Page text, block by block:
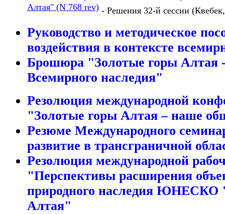
Алтая" (N 768 rev) - Решения 32-й сессии
Руководство и методическое
воздействия в контексте
Брошюра "Золотые горы Алтая
Всемирного наследия"
Резолюция международной
"Золотые горы Алтая – наше
Резюме Международного
развитие в трансграничной
Резолюция международной
"Перспективы расширения
природного наследия ЮНЕСКО
Алтая"